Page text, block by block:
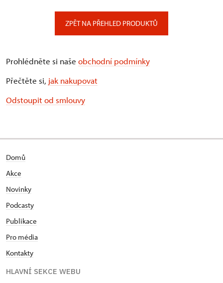
ZPĚT NA PŘEHLED PRODUKTŮ
Prohlédněte si naše obchodní podmínky
Přečtěte si, jak nakupovat
Odstoupit od smlouvy
Domů
Akce
Novinky
Podcasty
Publikace
Pro média
Kontakty
HLAVNÍ SEKCE WEBU